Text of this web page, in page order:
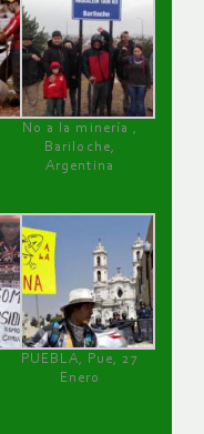
No a la minería ,
Bariloche,
Argentina
PUEBLA, Pue, 27
Enero